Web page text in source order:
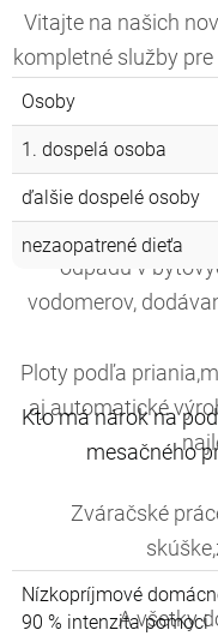
Osoby
1. dospelá osoba
ďalšie dospelé osoby
nezaopatrené dieťa
Kto má nárok na
mesačného
Nízkopríjmové
90 % intenzita pomoci
Vitajte na našich
kompletné služby
odpadu v
vodomerov,
Ploty podľa
aj automatické
Zváračské
A všetky